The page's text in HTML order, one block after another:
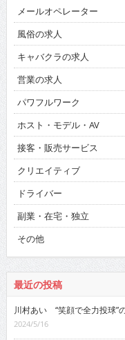
メールオペレーター
風俗の求人
キャバクラの求人
営業の求人
パワフルワーク
ホスト・モデル・AV
接客・販売サービス
クリエイティブ
ドライバー
副業・在宅・独立
その他
最近の投稿
川村あい “笑顔で全力投球”
2024/5/16